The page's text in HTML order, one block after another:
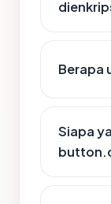
Berapa
Siapa